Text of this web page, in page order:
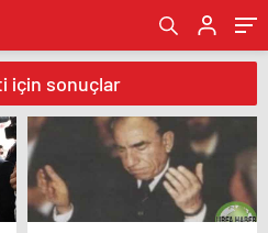
için sonuçlar